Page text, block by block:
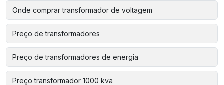
Onde comprar transformador de voltagem
Preço de transformadores
Preço de transformadores de energia
Preço transformador 1000 kva